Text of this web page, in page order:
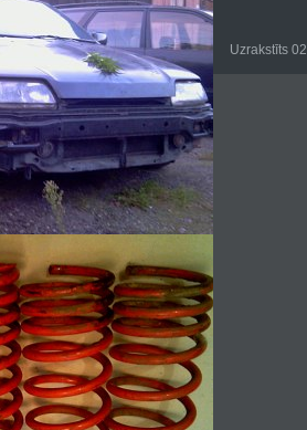
Uzrakstīts